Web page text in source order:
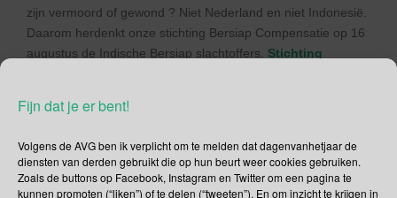
Fijn dat je er bent!
Volgens de AVG ben ik verplicht om te melden dat dagenvanhetjaar de
diensten van derden gebruikt die op hun beurt weer cookies gebruiken.
Zoals de buttons op Facebook, Instagram en Twitter om een pagina te
kunnen promoten (“liken”) of te delen (“tweeten”). En om inzicht te krijgen in
zijn vermoord of gewond ? Niet Nederland en niet Indonesië.
Daarom herdenkt onze stichting Bersiap Compensatie op 16
augustus de Indische Bersiap slachtoffers. Stichting
generatie kampkind
15 augustus Indië herdenking. Fijn dat er steeds meer